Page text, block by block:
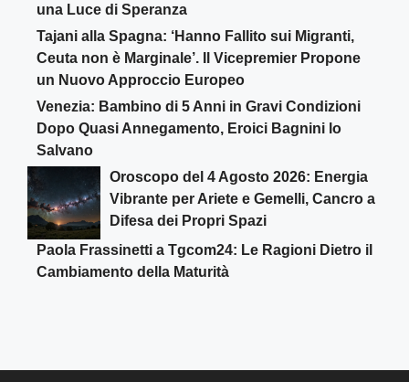
una Luce di Speranza
Tajani alla Spagna: ‘Hanno Fallito sui Migranti,
Ceuta non è Marginale’. Il Vicepremier Propone
un Nuovo Approccio Europeo
Venezia: Bambino di 5 Anni in Gravi Condizioni
Dopo Quasi Annegamento, Eroici Bagnini lo
Salvano
Oroscopo del 4 Agosto 2026: Energia
Vibrante per Ariete e Gemelli, Cancro a
Difesa dei Propri Spazi
Paola Frassinetti a Tgcom24: Le Ragioni Dietro il
Cambiamento della Maturità